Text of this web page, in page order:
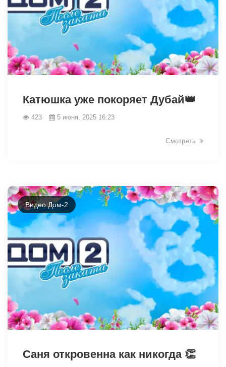
Катюшка уже покоряет Дубай👑
423 5 июня, 2025 16:23
Смотреть
Видео Дом-2
Саня откровенна как никогда 👏